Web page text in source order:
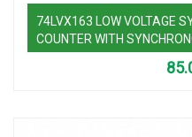
74LVX163 LOW VOLTAGE
COUNTER WITH